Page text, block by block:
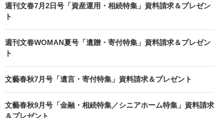
週刊文春7月2日号「資産運用・相続特集」資料請求＆プレゼン
ト
週刊文春WOMAN夏号「遺贈・寄付特集」資料請求＆プレゼン
ト
文藝春秋7月号「遺言・寄付特集」資料請求＆プレゼント
文藝春秋9月号「金融・相続特集／シニアホーム特集」資料請求
＆プレゼント